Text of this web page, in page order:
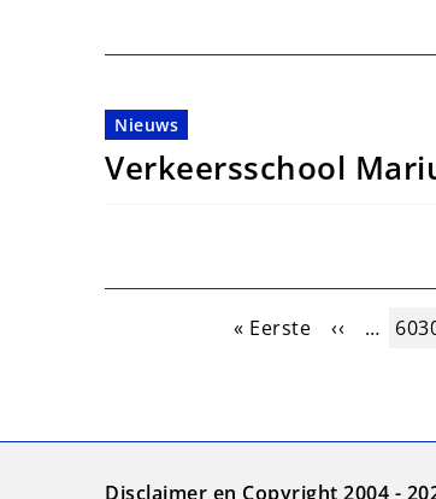
Nieuws
Verkeersschool
Paginering
Eerste pagina
« Eerste Vorige
‹‹ …
Disclaimer en Copyright 2004 -